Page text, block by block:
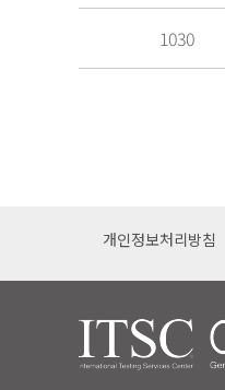
1030
개인정보처리방침